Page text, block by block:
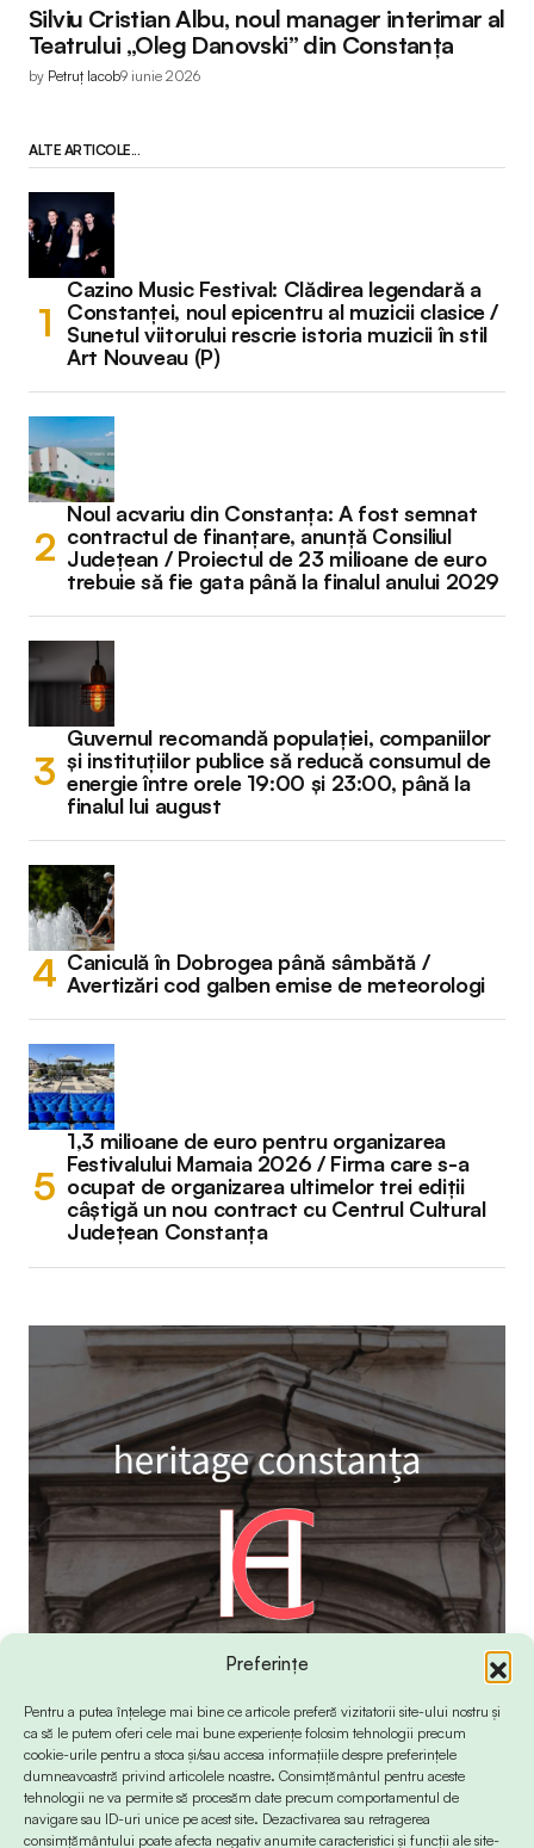
Preferințe
Pentru a putea înțelege mai bine ce articole preferă vizitatorii site-ului nostru și
ca să le putem oferi cele mai bune experiențe folosim tehnologii precum
cookie-urile pentru a stoca și/sau accesa informațiile despre preferințele
dumneavoastră privind articolele noastre. Consimțământul pentru aceste
tehnologii ne va permite să procesăm date precum comportamentul de
navigare sau ID-uri unice pe acest site. Dezactivarea sau retragerea
consimțământului poate afecta negativ anumite caracteristici și funcții ale site-
Silviu Cristian Albu, noul manager interimar al
Teatrului „Oleg Danovski” din Constanța
by Petruț Iacob9 iunie 2026
ALTE ARTICOLE...
Cazino Music Festival: Clădirea legendară a
Constanței, noul epicentru al muzicii clasice /
Sunetul viitorului rescrie istoria muzicii în stil
Art Nouveau (P)
Noul acvariu din Constanța: A fost semnat
contractul de finanțare, anunță Consiliul
Județean / Proiectul de 23 milioane de euro
trebuie să fie gata până la finalul anului 2029
Guvernul recomandă populației, companiilor
și instituțiilor publice să reducă consumul de
energie între orele 19:00 și 23:00, până la
finalul lui august
Caniculă în Dobrogea până sâmbătă /
Avertizări cod galben emise de meteorologi
1,3 milioane de euro pentru organizarea
Festivalului Mamaia 2026 / Firma care s-a
ocupat de organizarea ultimelor trei ediții
câștigă un nou contract cu Centrul Cultural
Județean Constanța